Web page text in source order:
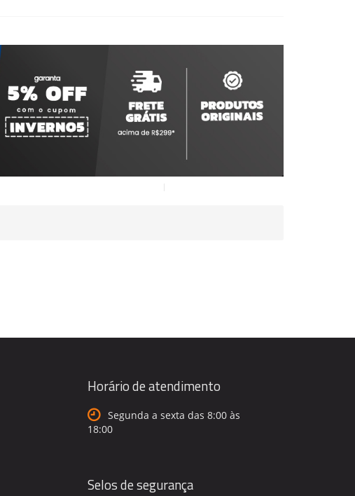
Horário de atendimento
Segunda a sexta das 8:00 às
18:00
Selos de segurança